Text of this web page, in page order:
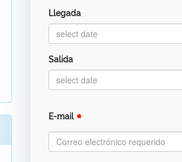
Llegada
Salida
E-mail *